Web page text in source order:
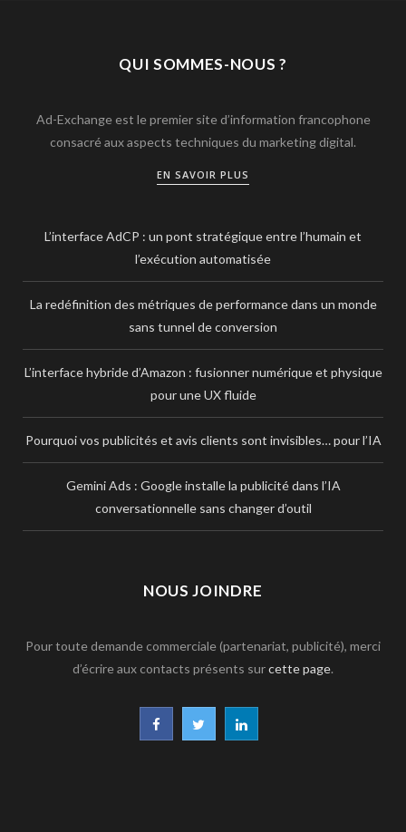
QUI SOMMES-NOUS ?
Ad-Exchange est le premier site d’information francophone
consacré aux aspects techniques du marketing digital.
EN SAVOIR PLUS
L’interface AdCP : un pont stratégique entre l’humain et
l’exécution automatisée
La redéfinition des métriques de performance dans un monde
sans tunnel de conversion
L’interface hybride d’Amazon : fusionner numérique et physique
pour une UX fluide
Pourquoi vos publicités et avis clients sont invisibles… pour l’IA
Gemini Ads : Google installe la publicité dans l’IA
conversationnelle sans changer d’outil
NOUS JOINDRE
Pour toute demande commerciale (partenariat, publicité), merci
d’écrire aux contacts présents surcette page.
F L